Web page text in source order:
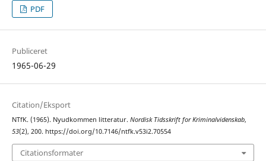
PDF
Publiceret
1965-06-29
Citation/Eksport
NTfK. (1965). Nyudkommen litteratur. Nordisk Tidsskrift for Kriminalvidenskab,
53(2), 200. https://doi.org/10.7146/ntfk.v53i2.70554
Citationsformater